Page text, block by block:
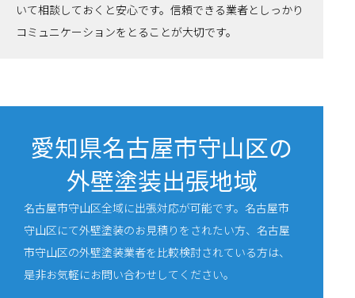
いて相談しておくと安心です。信頼できる業者としっかり
コミュニケーションをとることが大切です。
愛知県名古屋市守山区の
外壁塗装出張地域
名古屋市守山区全域に出張対応が可能です。名古屋市
守山区にて外壁塗装のお見積りをされたい方、名古屋
市守山区の外壁塗装業者を比較検討されている方は、
是非お気軽にお問い合わせしてください。